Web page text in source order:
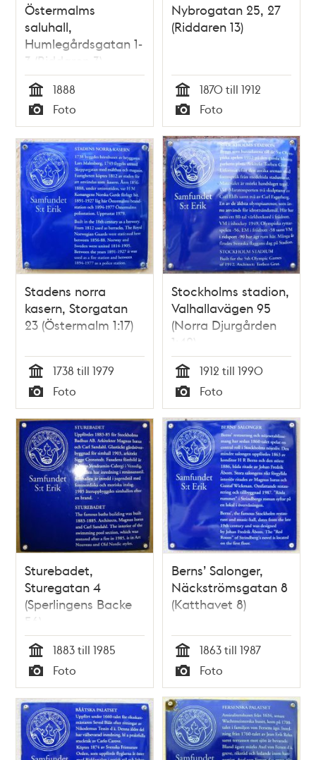
Östermalms
saluhall,
Humlegårdsgatan 1-
3 (Riddaren 3)
Tid
1888
Typ
Foto
Nybrogatan 25, 27
(Riddaren 13)
Tid
1870 till 1912
Typ
Foto
Stadens norra
kasern, Storgatan
23 (Östermalm 1:17)
Tid
1738 till 1979
Typ
Foto
Stockholms stadion,
Valhallavägen 95
(Norra Djurgården
1:42)
Tid
1912 till 1990
Typ
Foto
Sturebadet,
Sturegatan 4
(Sperlingens Backe
56)
Tid
1883 till 1985
Typ
Foto
Berns’ Salonger,
Näckströmsgatan 8
(Katthavet 8)
Tid
1863 till 1987
Typ
Foto